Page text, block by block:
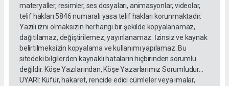
materyaller, resimler, ses dosyaları, animasyonlar, videolar,
telif hakları 5846 numaralı yasa telif hakları korunmaktadır.
Yazılı izni olmaksızın herhangi bir şekilde kopyalanamaz,
dağıtılamaz, değiştirilemez, yayınlanamaz. İzinsiz ve kaynak
belirtilmeksizin kopyalama ve kullanımı yapılamaz. Bu
sitedeki bilgilerden kaynaklı hataların hiçbirinden sorumlu
değildir. Köşe Yazılarından, Köşe Yazarlarımız Sorumludur...
UYARI: Küfür, hakaret, rencide edici cümleler veya imalar,